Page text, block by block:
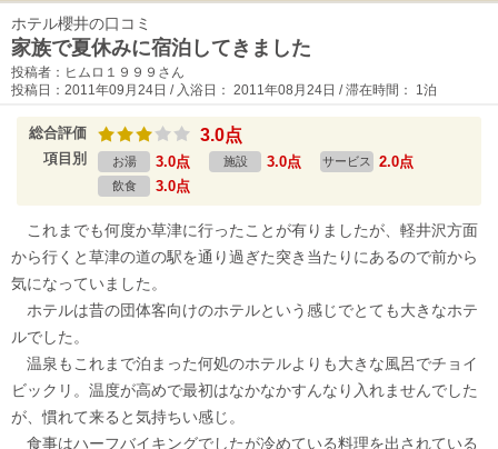
ホテル櫻井の口コミ
家族で夏休みに宿泊してきました
投稿者：ヒムロ１９９９さん
投稿日：2011年09月24日 / 入浴日： 2011年08月24日 / 滞在時間： 1泊
総合評価 3.0点
項目別 お湯 3.0点 施設 3.0点 サービス 2.0点
飲食 3.0点
これまでも何度か草津に行ったことが有りましたが、軽井沢方面
から行くと草津の道の駅を通り過ぎた突き当たりにあるので前から
気になっていました。
ホテルは昔の団体客向けのホテルという感じでとても大きなホテ
ルでした。
温泉もこれまで泊まった何処のホテルよりも大きな風呂でチョイ
ビックリ。温度が高めで最初はなかなかすんなり入れませんでした
が、慣れて来ると気持ちい感じ。
食事はハーフバイキングでしたが冷めている料理を出されている